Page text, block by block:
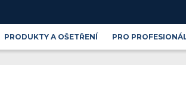
PRODUKTY A OŠETŘENÍ PRO